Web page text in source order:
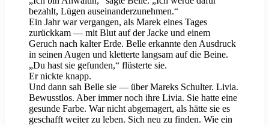
bezahlt, Lügen auseinanderzunehmen.“
Ein Jahr war vergangen, als Marek eines Tages
zurückkam — mit Blut auf der Jacke und einem
Geruch nach kalter Erde. Belle erkannte den Ausdruck
in seinen Augen und kletterte langsam auf die Beine.
„Du hast sie gefunden,“ flüsterte sie.
Er nickte knapp.
Und dann sah Belle sie — über Mareks Schulter. Livia.
Bewusstlos. Aber immer noch ihre Livia. Sie hatte eine
gesunde Farbe. War nicht abgemagert, als hätte sie es
geschafft weiter zu leben. Sich neu zu finden. Wie ein